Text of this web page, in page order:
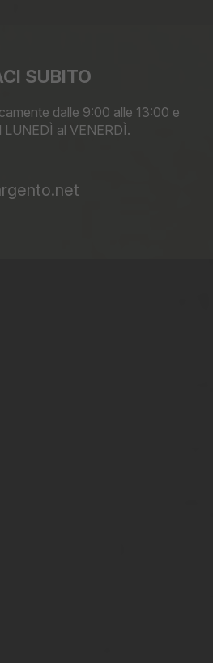
SUBITO
dalle 9:00 alle 13:00 e
al VENERDÌ.